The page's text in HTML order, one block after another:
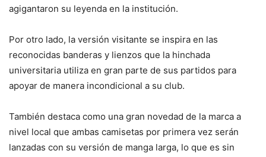
agigantaron su leyenda en la institución.
Por otro lado, la versión visitante se inspira en las
reconocidas banderas y lienzos que la hinchada
universitaria utiliza en gran parte de sus partidos para
apoyar de manera incondicional a su club.
También destaca como una gran novedad de la marca a
nivel local que ambas camisetas por primera vez serán
lanzadas con su versión de manga larga, lo que es sin